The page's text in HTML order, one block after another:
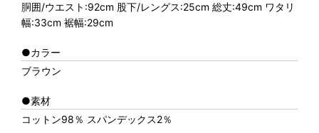
胴囲/ウエスト:92cm 股下/レングス:25cm 総丈:49cm ワタリ
幅:33cm 裾幅:29cm
●カラー
ブラウン
●素材
コットン98％ スパンデックス2％